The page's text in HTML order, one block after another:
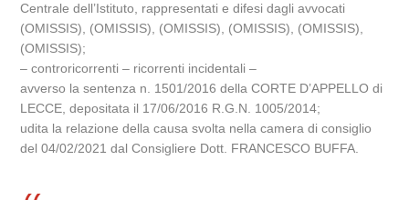
Centrale dell’Istituto, rappresentati e difesi dagli avvocati
(OMISSIS), (OMISSIS), (OMISSIS), (OMISSIS), (OMISSIS),
(OMISSIS);
– controricorrenti – ricorrenti incidentali –
avverso la sentenza n. 1501/2016 della CORTE D’APPELLO di
LECCE, depositata il 17/06/2016 R.G.N. 1005/2014;
udita la relazione della causa svolta nella camera di consiglio
del 04/02/2021 dal Consigliere Dott. FRANCESCO BUFFA.